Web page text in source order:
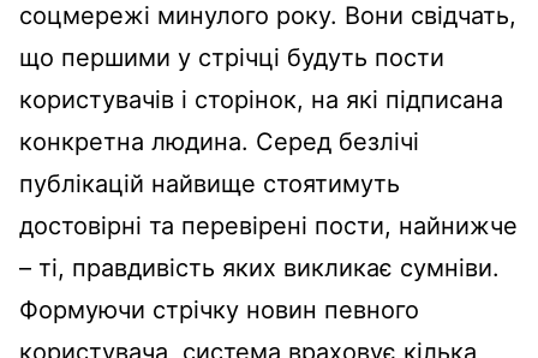
соцмережі минулого року. Вони свідчать,
що першими у стрічці будуть пости
користувачів і сторінок, на які підписана
конкретна людина. Серед безлічі
публікацій найвище стоятимуть
достовірні та перевірені пости, найнижче
– ті, правдивість яких викликає сумніви.
Формуючи стрічку новин певного
користувача, система враховує кілька